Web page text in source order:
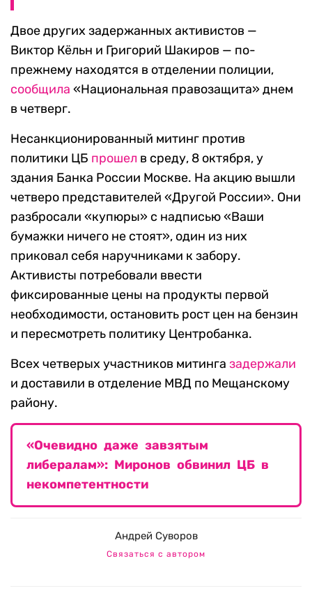
Двое других задержанных активистов —
Виктор Кёльн и Григорий Шакиров — по-
прежнему находятся в отделении полиции,
сообщила «Национальная правозащита» днем
в четверг.
Несанкционированный митинг против
политики ЦБ прошел в среду, 8 октября, у
здания Банка России Москве. На акцию вышли
четверо представителей «Другой России». Они
разбросали «купюры» с надписью «Ваши
бумажки ничего не стоят», один из них
приковал себя наручниками к забору.
Активисты потребовали ввести
фиксированные цены на продукты первой
необходимости, остановить рост цен на бензин
и пересмотреть политику Центробанка.
Всех четверых участников митинга задержали
и доставили в отделение МВД по Мещанскому
району.
«Очевидно даже завзятым
либералам»: Миронов обвинил ЦБ в
некомпетентности
Андрей Суворов
Связаться с автором